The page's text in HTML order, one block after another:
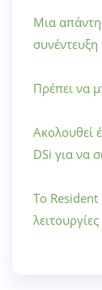
Μια
Πρέπει να
Ακολουθεί
DSi για να
Το Resident